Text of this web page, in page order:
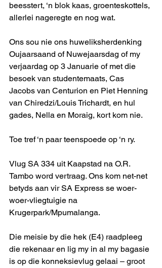
beesstert, ‘n blok kaas, groenteskottels,
allerlei nageregte en nog wat.
Ons sou nie ons huweliksherdenking
Oujaarsaand of Nuwejaarsdag of my
verjaardag op 3 Januarie of met die
besoek van studentemaats, Cas
Jacobs van Centurion en Piet Henning
van Chiredzi/Louis Trichardt, en hul
gades, Nella en Moraig, kort kom nie.
Toe tref ‘n paar teenspoede op ‘n ry.
Vlug SA 334 uit Kaapstad na O.R.
Tambo word vertraag. Ons kom net-net
betyds aan vir SA Express se woer-
woer-vliegtuigie na
Krugerpark/Mpumalanga.
Die meisie by die hek (E4) raadpleeg
die rekenaar en lig my in al my bagasie
is op die konneksievlug gelaai – groot